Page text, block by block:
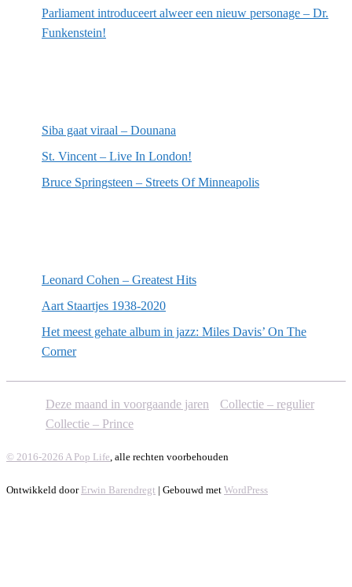
Parliament introduceert alweer een nieuw personage – Dr.
Funkenstein!
Siba gaat viraal – Dounana
St. Vincent – Live In London!
Bruce Springsteen – Streets Of Minneapolis
Leonard Cohen – Greatest Hits
Aart Staartjes 1938-2020
Het meest gehate album in jazz: Miles Davis’ On The
Corner
Deze maand in voorgaande jaren
Collectie – regulier
Collectie – Prince
© 2016-2026 A Pop Life , alle rechten voorbehouden
Ontwikkeld door Erwin Barendregt | Gebouwd met WordPress